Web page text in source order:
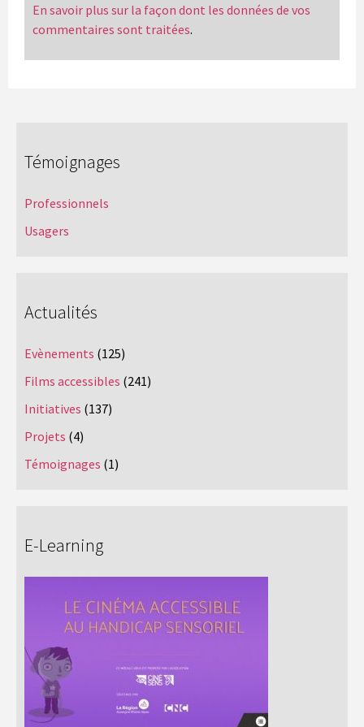
En savoir plus sur la façon dont les données de vos
commentaires sont traitées.
Témoignages
Professionnels
Usagers
Actualités
Evènements (125)
Films accessibles (241)
Initiatives (137)
Projets (4)
Témoignages (1)
E-Learning